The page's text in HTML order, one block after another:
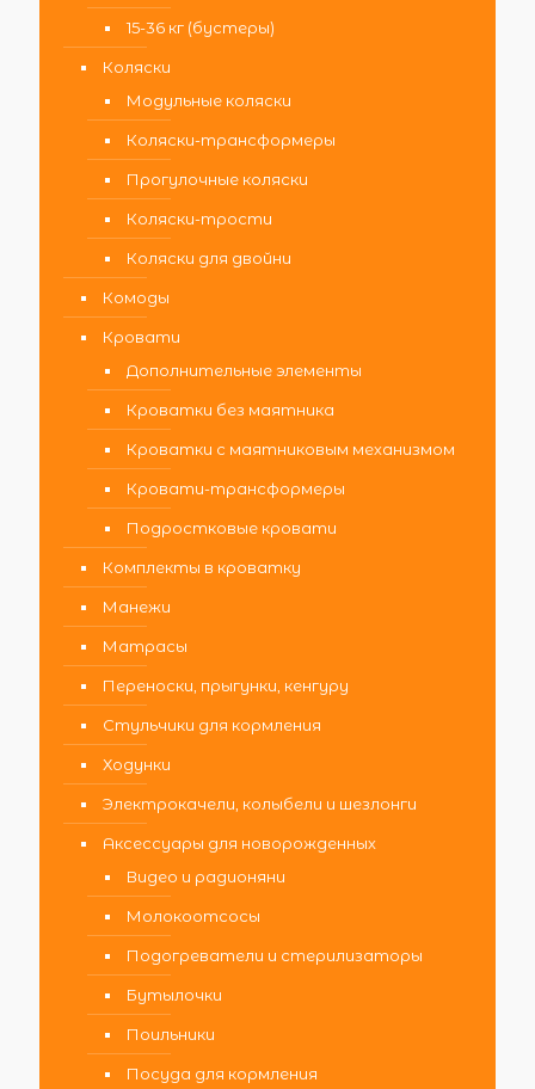
15-36 кг (бустеры)
Коляски
Модульные коляски
Коляски-трансформеры
Прогулочные коляски
Коляски-трости
Коляски для двойни
Комоды
Кровати
Дополнительные элементы
Кроватки без маятника
Кроватки с маятниковым механизмом
Кровати-трансформеры
Подростковые кровати
Комплекты в кроватку
Манежи
Матрасы
Переноски, прыгунки, кенгуру
Стульчики для кормления
Ходунки
Электрокачели, колыбели и шезлонги
Аксессуары для новорожденных
Видео и радионяни
Молокоотсосы
Подогреватели и стерилизаторы
Бутылочки
Поильники
Посуда для кормления